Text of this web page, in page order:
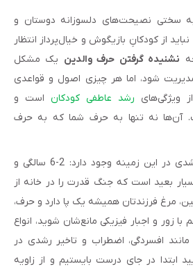
به سختی نصیحت‌های دلسوزانه دوستان و
از کودکانِ بازیگوش و خیال‌پرداز انتظار
نشنیده گرفتن حرف والدین یک مشکل
شود، اما هر چیزی اصول و قواعدی
ویژگی‌های رشد عاطفی کودکان است و
آن‌ها نه تنها به حرف شما که به حرف
تقریبا دو دوره حساس رشدی در این زمینه وجود دارد: 2-6 سالگی و
بعید است که جنگ قدرت را در خانه از
مرغ فرزندتان همیشه یک پا دارد و حرف،
زور و اجبار فیزیکی مانع‌شان شوید، انواع
مانند افسردگی، اضطراب و تاخیر رشدی در
ابتدا در جای درست بایستیم و از زاویه